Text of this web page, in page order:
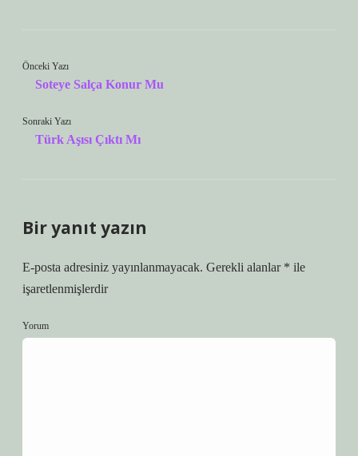
Önceki Yazı
Soteye Salça Konur Mu
Sonraki Yazı
Türk Aşısı Çıktı Mı
Bir yanıt yazın
E-posta adresiniz yayınlanmayacak. Gerekli alanlar * ile
işaretlenmişlerdir
Yorum